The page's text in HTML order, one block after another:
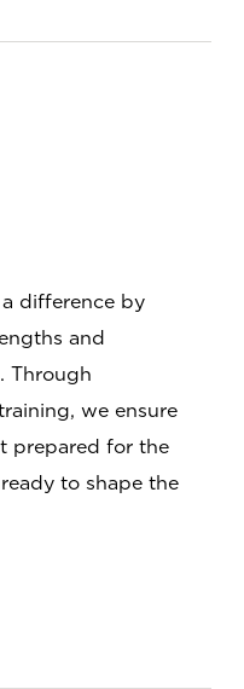
difference by
and
Through
we ensure
prepared for the
to shape the